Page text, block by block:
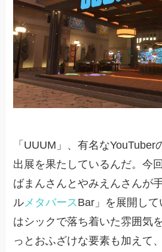
「UUUM」、有名な
出展を果たしているんだ。今
ばまんさんとやみえんさんが
ル メタバース Bar」を展開し
はシックで落ち着いた雰囲気
っとおふざけな要素も加えて